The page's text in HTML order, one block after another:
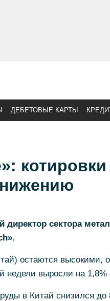
ДЕБЕТОВЫЕ КАРТЫ
сектора
остаются высокими,
недели выросли на
в Китай снизился